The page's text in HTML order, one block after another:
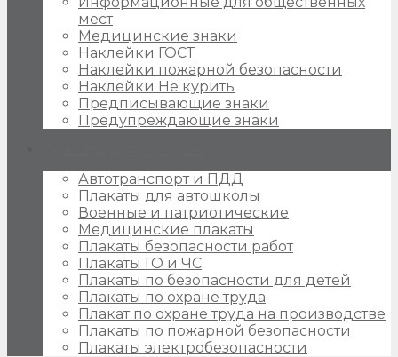
мест
Медицинские знаки
Наклейки ГОСТ
Наклейки пожарной безопасности
Наклейки Не курить
Предписывающие знаки
Предупреждающие знаки
Автотранспорт и ПДД
Плакаты для автошколы
Военные и патриотические
Медицинские плакаты
Плакаты безопасности работ
Плакаты ГО и ЧС
Плакаты по безопасности для детей
Плакаты по охране труда
Плакат по охране труда на производстве
Плакаты по пожарной безопасности
Плакаты электробезопасности